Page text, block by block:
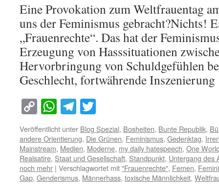
Eine Provokation zum Weltfrauentag
uns der Feminismus gebracht?Nichts!
„Frauenrechte“. Das hat der
Erzeugung von Hasssituationen
Hervorbringung von Schuldgefühlen
Geschlecht, fortwährende
Copy
Link
WhatsApp
Telegram
Veröffentlicht unter Blog Spezial, Bosheiten, Bunte Republik,
andere Orientierung, Die Grünen, Feminismus, Gedenktag,
Mainstream, Medien, Moderne, my daily hatespeech, One
Realsatire, Staat und Gesellschaft, Standpunkt, Untergang des
noch mehr | Verschlagwortet mit"Frauenrechte", Femen,
Gap, Genderismus, Männerhass, toxische Männlichkeit,